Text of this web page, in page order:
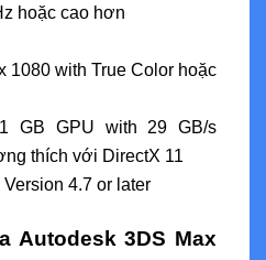
hoặc cao hơn
1080 with True Color hoặc
1 GB GPU with 29 GB/s
thích với DirectX 11
4.7 or later
Autodesk 3DS Max